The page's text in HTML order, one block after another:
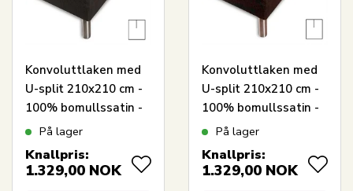
Konvoluttlaken med
U-split 210x210 cm -
100% bomullssatin -
Splitlengde 90 cm -
til toppmadrass -
På lager
Knallpris:
1.329,00 NOK
Konvoluttlaken med
U-split 210x210 cm -
100% bomullssatin -
Splitlengde 90 cm -
topmadras - Borås
På lager
Knallpris:
1.329,00 NOK